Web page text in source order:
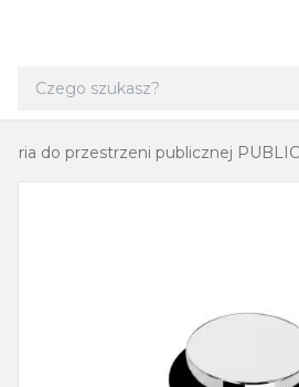
do przestrzeni publicznej PUBLIC